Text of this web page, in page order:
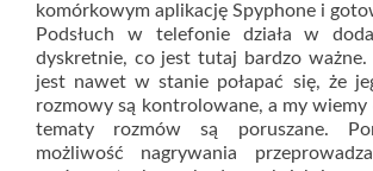
komórkowym aplikację Spyphone i
Podsłuch w telefonie działa w
dyskretnie, co jest tutaj bardzo ważne.
jest nawet w stanie połapać się, że
rozmowy są kontrolowane, a my wiemy
tematy rozmów są poruszane.
możliwość nagrywania